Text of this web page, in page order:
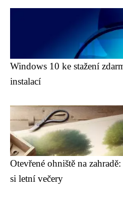
Windows 10 ke stažení
instalací
Otevřené ohniště na
si letní večery